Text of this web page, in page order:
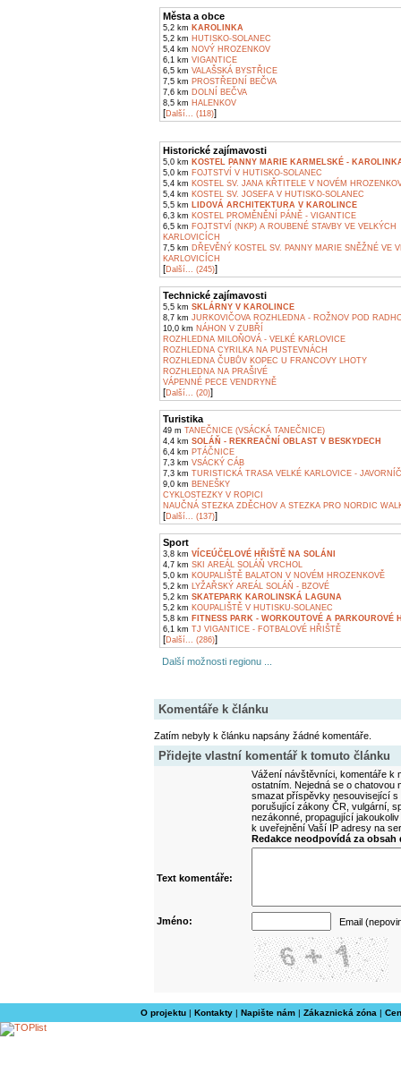
Města a obce
5,2 km KAROLINKA
5,2 km HUTISKO-SOLANEC
5,4 km NOVÝ HROZENKOV
6,1 km VIGANTICE
6,5 km VALAŠSKÁ BYSTŘICE
7,5 km PROSTŘEDNÍ BEČVA
7,6 km DOLNÍ BEČVA
8,5 km HALENKOV
[Další... (118)]
Historické zajímavosti
5,0 km KOSTEL PANNY MARIE KARMELSKÉ -
5,0 km FOJTSTVÍ V HUTISKO-SOLANEC
5,4 km KOSTEL SV. JANA KŘTITELE V NOVÉM
5,4 km KOSTEL SV. JOSEFA V HUTISKO-SOLANEC
5,5 km LIDOVÁ ARCHITEKTURA V KAROLINCE
6,3 km KOSTEL PROMĚNĚNÍ PÁNĚ - VIGANTICE
6,5 km FOJTSTVÍ (NKP) A ROUBENÉ STAVBY VE VELKÝCH
KARLOVICÍCH
7,5 km DŘEVĚNÝ KOSTEL SV. PANNY MARIE SNĚŽNÉ VE
KARLOVICÍCH
[Další... (245)]
Technické zajímavosti
5,5 km SKLÁRNY V KAROLINCE
8,7 km JURKOVIČOVA ROZHLEDNA - ROŽNOV POD
10,0 km NÁHON V ZUBŘÍ
ROZHLEDNA MILOŇOVÁ - VELKÉ KARLOVICE
ROZHLEDNA CYRILKA NA PUSTEVNÁCH
ROZHLEDNA ČUBŮV KOPEC U FRANCOVY LHOTY
ROZHLEDNA NA PRAŠIVÉ
VÁPENNÉ PECE VENDRYNĚ
[Další... (20)]
Turistika
49 m TANEČNICE (VSÁCKÁ TANEČNICE)
4,4 km SOLÁŇ - REKREAČNÍ OBLAST V BESKYDECH
6,4 km PTÁČNICE
7,3 km VSÁCKÝ CÁB
7,3 km TURISTICKÁ TRASA VELKÉ KARLOVICE -
9,0 km BENEŠKY
CYKLOSTEZKY V ROPICI
NAUČNÁ STEZKA ZDĚCHOV A STEZKA PRO NORDIC
[Další... (137)]
Sport
3,8 km VÍCEÚČELOVÉ HŘIŠTĚ NA SOLÁNI
4,7 km SKI AREÁL SOLÁŇ VRCHOL
5,0 km KOUPALIŠTĚ BALATON V NOVÉM HROZENKOVĚ
5,2 km LYŽAŘSKÝ AREÁL SOLÁŇ - BZOVÉ
5,2 km SKATEPARK KAROLINSKÁ LAGUNA
5,2 km KOUPALIŠTĚ V HUTISKU-SOLANEC
5,8 km FITNESS PARK - WORKOUTOVÉ A PARKOUROVÉ
6,1 km TJ VIGANTICE - FOTBALOVÉ HŘIŠTĚ
[Další... (286)]
Další možnosti regionu ...
Komentáře k článku
Zatím nebyly k článku napsány žádné komentáře.
Přidejte vlastní komentář k tomuto článku
Vážení návštěvníci, komentáře k
ostatním. Nejedná se o
smazat příspěvky nesouvisející
porušující zákony ČR, vulgární,
nezákonné, propagující
k uveřejnění Vaší IP adresy na
Redakce neodpovídá za
Text komentáře:
Jméno: Email
O projektu| Kontakty| Napište nám| Zákaznická zóna |